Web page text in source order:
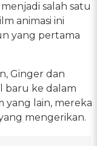
salah satu
animasi ini
yang pertama
Ginger dan
baru ke dalam
yang lain, mereka
mengerikan.